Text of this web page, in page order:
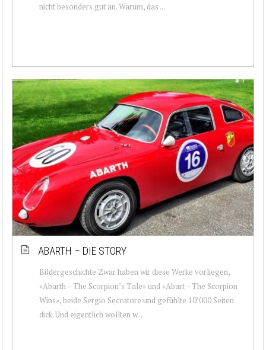
nicht besonders gut an. Warum, das ...
ABARTH – DIE STORY
Bildergeschichte Zwar haben wir diese Werke vorliegen,
«Abarth – The Scorpion’s Tale» und «Abart – The Scorpion
Wins», beide Sergio Seccatore und gefühlte 10’000 Seiten
dick. Und eigentlich wollten w...